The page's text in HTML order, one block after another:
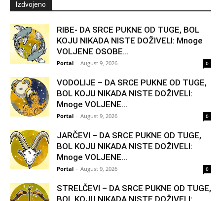
Izdvojeno
RIBE- DA SRCE PUKNE OD TUGE, BOL
KOJU NIKADA NISTE DOŽIVELI: Mnoge
VOLJENE OSOBE...
Portal - August 9, 2026 0
VODOLIJE – DA SRCE PUKNE OD TUGE,
BOL KOJU NIKADA NISTE DOŽIVELI:
Mnoge VOLJENE...
Portal - August 9, 2026 0
JARČEVI – DA SRCE PUKNE OD TUGE,
BOL KOJU NIKADA NISTE DOŽIVELI:
Mnoge VOLJENE...
Portal - August 9, 2026 0
STRELČEVI – DA SRCE PUKNE OD TUGE,